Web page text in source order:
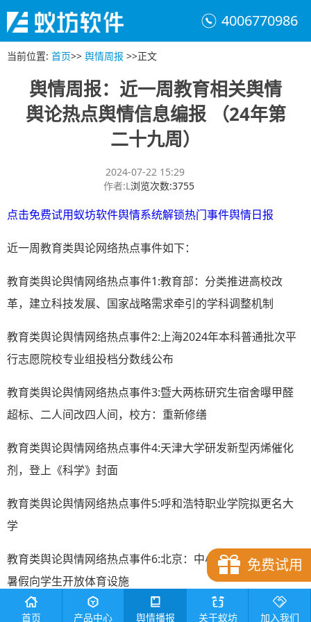
4006770986
当前位置: 首页>> 舆情周报 >>正文
舆情周报：近一周教育相关舆情
舆论热点舆情信息编报 （24年第
二十九周）
2024-07-22 15:29
作者:L浏览次数:3755
点击免费试用蚁坊软件舆情系统解锁热门事件舆情日报
近一周教育类舆论网络热点事件如下：
教育类舆论舆情网络热点事件1:教育部：分类推进高校改
革，建立科技发展、国家战略需求牵引的学科调整机制
教育类舆论舆情网络热点事件2:上海2024年本科普通批次平
行志愿院校专业组投档分数线公布
教育类舆论舆情网络热点事件3:暨大两栋研究生宿舍曝甲醛
超标、二人间改四人间，校方：重新修缮
教育类舆论舆情网络热点事件4:天津大学研发新型丙烯催化
剂，登上《科学》封面
教育类舆论舆情网络热点事件5:呼和浩特职业学院拟更名大
学
教育类舆论舆情网络热点事件6:北京：中小学应在休息日寒
暑假向学生开放体育设施
教育类舆论舆情网络热点事件7:五所政法高校联合开展马克
免费试用
首页 产品中心 舆情播报 关于蚁坊 加入我们